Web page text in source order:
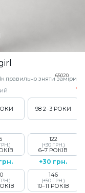
65020
правильно зняти заміри
98 2–3 РОКИ
122
(+30 ГРН.)
6–7 РОКІВ
+30 грн.
146
(+50 ГРН.)
10–11 РОКІВ